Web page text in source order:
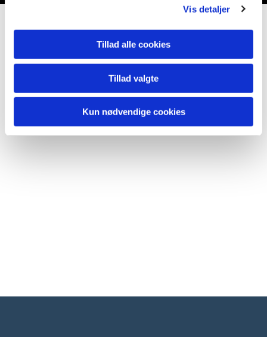
Vis detaljer
Tillad alle cookies
Tillad valgte
Kun nødvendige cookies